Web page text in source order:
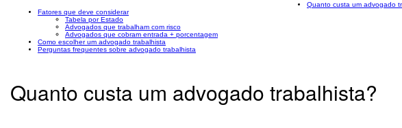
Quanto custa um advogado
Fatores que deve considerar
Tabela por Estado
Advogados que trabalham com risco
Advogados que cobram entrada + porcentagem
Como escolher um advogado trabalhista
Perguntas frequentes sobre advogado trabalhista
Quanto custa um advogado trabalhista?